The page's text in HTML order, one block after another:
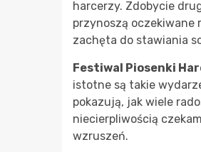
harcerzy. Zdobycie
przynoszą oczekiwane
zachęta do stawiania
Festiwal Piosenki
istotne są takie
pokazują, jak wiele
niecierpliwością
wzruszeń.